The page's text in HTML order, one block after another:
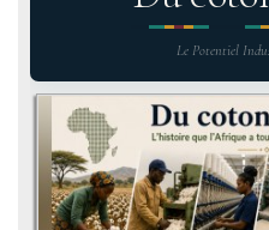
Le Potentiel